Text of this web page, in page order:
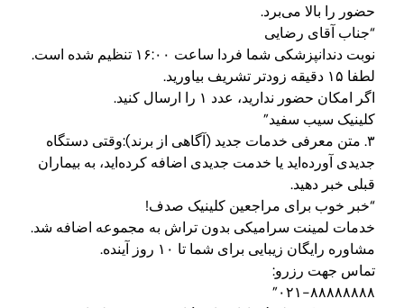
حضور را بالا می‌برد.
“جناب آقای رضایی
نوبت دندانپزشکی شما فردا ساعت ۱۶:۰۰ تنظیم شده است.
لطفا ۱۵ دقیقه زودتر تشریف بیاورید.
اگر امکان حضور ندارید، عدد ۱ را ارسال کنید.
کلینیک سیب سفید”
۳. متن معرفی خدمات جدید (آگاهی از برند):وقتی دستگاه
جدیدی آورده‌اید یا خدمت جدیدی اضافه کرده‌اید، به بیماران
قبلی خبر دهید.
“خبر خوب برای مراجعین کلینیک صدف!
خدمات لمینت سرامیکی بدون تراش به مجموعه اضافه شد.
مشاوره رایگان زیبایی برای شما تا ۱۰ روز آینده.
تماس جهت رزرو:
۰۲۱-۸۸۸۸۸۸۸۸”